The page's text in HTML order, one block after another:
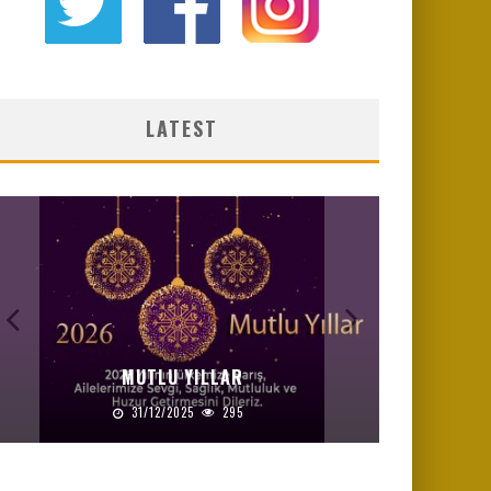
LATEST
MUTLU YILLAR
31/12/2025 295